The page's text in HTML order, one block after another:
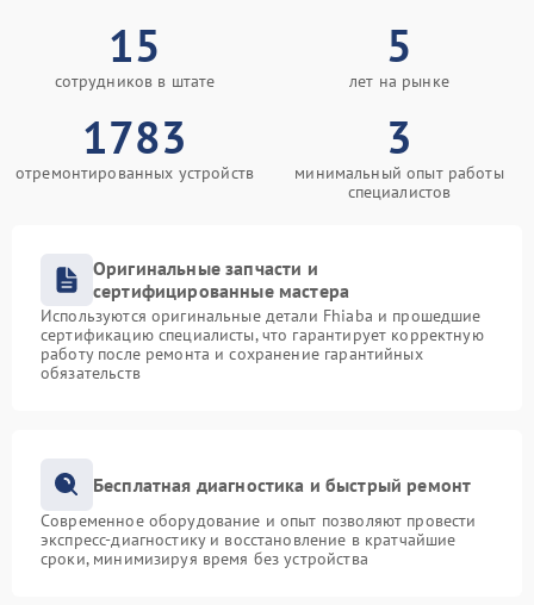
15
сотрудников в штате
5
лет на рынке
1783
отремонтированных устройств
3
минимальный опыт работы
специалистов
Оригинальные запчасти и
сертифицированные мастера
Используются оригинальные детали Fhiaba и прошедшие
сертификацию специалисты, что гарантирует корректную
работу после ремонта и сохранение гарантийных
обязательств
Бесплатная диагностика и быстрый ремонт
Современное оборудование и опыт позволяют провести
экспресс-диагностику и восстановление в кратчайшие
сроки, минимизируя время без устройства